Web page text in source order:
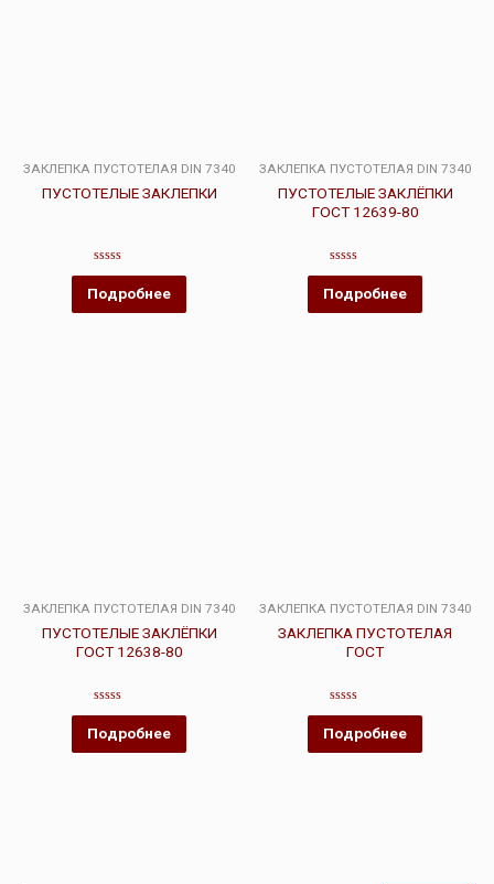
ЗАКЛЕПКА ПУСТОТЕЛАЯ DIN 7340
ПУСТОТЕЛЫЕ ЗАКЛЕПКИ
Оценка
0
из
5
Подробнее
ЗАКЛЕПКА ПУСТОТЕЛАЯ DIN 7340
ПУСТОТЕЛЫЕ ЗАКЛЁПКИ
ГОСТ 12639-80
Оценка
0
из
5
Подробнее
ЗАКЛЕПКА ПУСТОТЕЛАЯ DIN 7340
ПУСТОТЕЛЫЕ ЗАКЛЁПКИ
ГОСТ 12638-80
Оценка
0
из
5
Подробнее
ЗАКЛЕПКА ПУСТОТЕЛАЯ DIN 7340
ЗАКЛЕПКА ПУСТОТЕЛАЯ
ГОСТ
Оценка
0
из
5
Подробнее